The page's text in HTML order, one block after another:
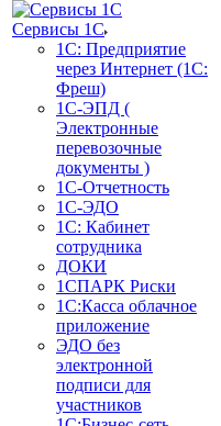
Сервисы 1С
1С: Предприятие
через Интернет (1С:
Фреш)
1С-ЭПД (
Электронные
перевозочные
документы )
1С-Отчетность
1С-ЭДО
1С: Кабинет
сотрудника
ДОКИ
1СПАРК Риски
1С:Касса облачное
приложение
ЭДО без
электронной
подписи для
участников